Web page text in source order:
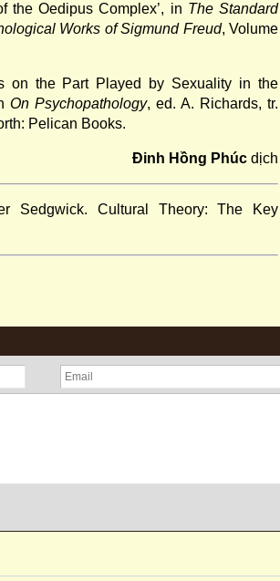
the Oedipus Complex’, in The Standard
Works of Sigmund Freud, Volume
on the Part Played by Sexuality in the
On Psychopathology, ed. A. Richards, tr.
Pelican Books.
Đinh Hồng Phúc dịch
Sedgwick. Cultural Theory: The Key